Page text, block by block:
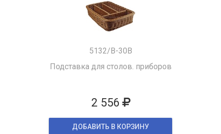
5132/B-30B
Подставка для столов. приборов
2 556
ДОБАВИТЬ В КОРЗИНУ